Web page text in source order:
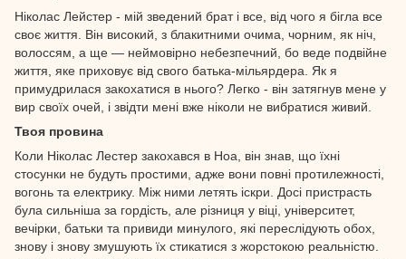
Ніколас Лейстер - мій зведений брат і все, від чого я бігла все
своє життя. Він високий, з блакитними очима, чорним, як ніч,
волоссям, а ще — неймовірно небезпечний, бо веде подвійне
життя, яке приховує від свого батька-мільярдера. Як я
примудрилася закохатися в нього? Легко - він затягнув мене у
вир своїх очей, і звідти мені вже ніколи не вибратися живий.
Твоя провина
Коли Ніколас Лестер закохався в Ноа, він знав, що їхні
стосунки не будуть простими, адже вони повні протилежності,
вогонь та електрику. Між ними летять іскри. Досі пристрасть
була сильніша за гордість, але різниця у віці, університет,
вечірки, батьки та привиди минулого, які переслідують обох,
знову і знову змушують їх стикатися з жорстокою реальністю.